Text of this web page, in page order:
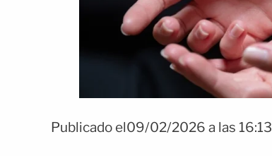
Publicado el09/02/2026 a las 16:13